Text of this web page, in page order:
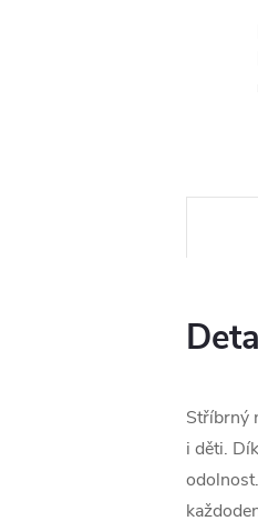
Stříbrný
i děti.